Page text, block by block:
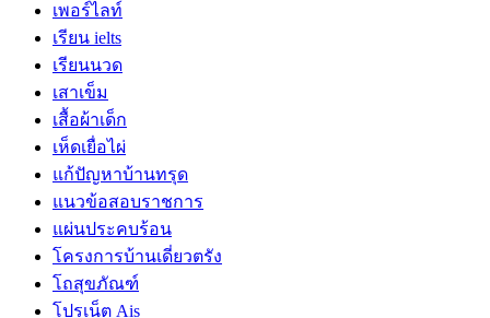
เพอร์ไลท์
เรียน ielts
เรียนนวด
เสาเข็ม
เสื้อผ้าเด็ก
เห็ดเยื่อไผ่
แก้ปัญหาบ้านทรุด
แนวข้อสอบราชการ
แผ่นประคบร้อน
โครงการบ้านเดี่ยวตรัง
โถสุขภัณฑ์
โปรเน็ต Ais